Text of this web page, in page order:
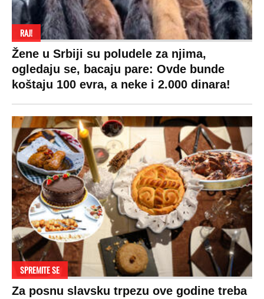
RAJ!
Žene u Srbiji su poludele za njima,
ogledaju se, bacaju pare: Ovde bunde
koštaju 100 evra, a neke i 2.000 dinara!
SPREMITE SE
Za posnu slavsku trpezu ove godine treba